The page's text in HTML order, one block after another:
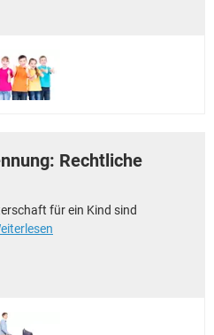
Rechtliche
für ein Kind sind